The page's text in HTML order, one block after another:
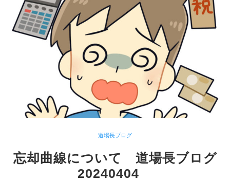
道場長ブログ
忘却曲線について 道場長ブログ
20240404